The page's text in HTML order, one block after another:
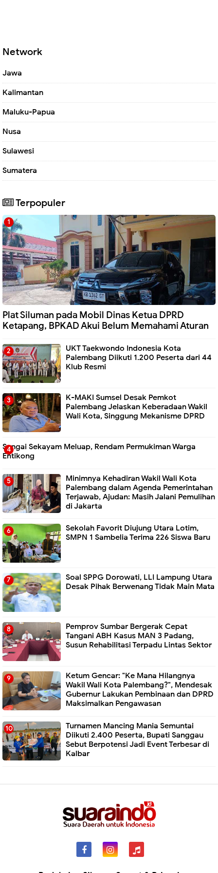
Network
Jawa
Kalimantan
Maluku-Papua
Nusa
Sulawesi
Sumatera
Terpopuler
Plat Siluman pada Mobil Dinas Ketua DPRD
Ketapang, BPKAD Akui Belum Memahami Aturan
UKT Taekwondo Indonesia Kota
Palembang Diikuti 1.200 Peserta dari 44
Klub Resmi
K-MAKI Sumsel Desak Pemkot
Palembang Jelaskan Keberadaan Wakil
Wali Kota, Singgung Mekanisme DPRD
Sungai Sekayam Meluap, Rendam Permukiman Warga
Entikong
Minimnya Kehadiran Wakil Wali Kota
Palembang dalam Agenda Pemerintahan
Terjawab, Ajudan: Masih Jalani Pemulihan
di Jakarta
Sekolah Favorit Diujung Utara Lotim,
SMPN 1 Sambelia Terima 226 Siswa Baru ‎
Soal SPPG Dorowati, LLI Lampung Utara
Desak Pihak Berwenang Tidak Main Mata
Pemprov Sumbar Bergerak Cepat
Tangani ABH Kasus MAN 3 Padang,
Susun Rehabilitasi Terpadu Lintas Sektor
Ketum Gencar: "Ke Mana Hilangnya
Wakil Wali Kota Palembang?", Mendesak
Gubernur Lakukan Pembinaan dan DPRD
Maksimalkan Pengawasan
Turnamen Mancing Mania Semuntai
Diikuti 2.400 Peserta, Bupati Sanggau
Sebut Berpotensi Jadi Event Terbesar di
Kalbar